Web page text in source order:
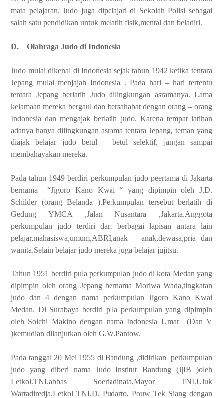
mata pelajaran. Judo juga dipelajari di Sekolah Polisi sebagai
salah satu pendidikan untuk melatih fisik,mental dan beladiri.
D. Olahraga Judo di Indonesia
Judo mulai dikenal di Indonesia sejak tahun 1942 ketika tentara
Jepang mulai menjajah Indonesia . Pada hari – hari tertentu
tentara Jepang berlatih Judo dilingkungan asramanya. Lama
kelamaan mereka bergaul dan bersahabat dengan orang – orang
Indonesia dan mengajak berlatih judo. Karena tempat latihan
adanya hanya dilingkungan asrama tentara Jepang, teman yang
diajak belajar judo betul – betul selektif, jangan sampai
membahayakan mereka.
Pada tahun 1949 berdiri perkumpulan judo peertama di Jakarta
bernama “Jigoro Kano Kwai “ yang dipimpin oleh J.D.
Schilder (orang Belanda ).Perkumpulan tersebut berlatih di
Gedung YMCA ,Jalan Nusantara ,Jakarta.Anggota
perkumpulan judo terdiri dari berbagai lapisan antara lain
pelajar,mahasiswa,umum,ABRI,anak – anak,dewasa,pria dan
wanita.Selain belajar judo mereka juga belajar jujitsu.
Tahun 1951 berdiri pula perkumpulan judo di kota Medan yang
dipimpin oleh orang Jepang bernama Moriwa Wada,tingkatan
judo dan 4 dengan nama perkumpulan Jigoro Kano Kwai
Medan. Di Surabaya berdiri pila perkumpulan yang dipimpin
oleh Soichi Makino dengan nama Indonesia Umar (Dan V
)kemudian dilanjutkan oleh G.W.Pantow.
Pada tanggal 20 Mei 1955 di Bandung ,didirikan perkumpulan
judo yang diberi nama Judo Institut Bandung (J|IB )oleh
Letkol.TNI.abbas Soeriadinata,Mayor TNI.Uluk
Wartadiredja,Letkol TNI.D. Pudarto, Pouw Tek Siang dengan